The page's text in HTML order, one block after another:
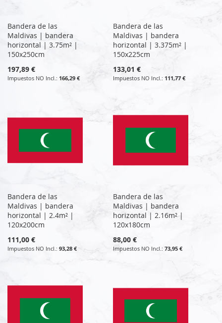
Bandera de las
Maldivas | bandera
horizontal | 3.75m² |
150x250cm
197,89 €
166,29 €
Bandera de las
Maldivas | bandera
horizontal | 3.375m² |
150x225cm
133,01 €
111,77 €
Bandera de las
Maldivas | bandera
horizontal | 2.4m² |
120x200cm
111,00 €
93,28 €
Bandera de las
Maldivas | bandera
horizontal | 2.16m² |
120x180cm
88,00 €
73,95 €